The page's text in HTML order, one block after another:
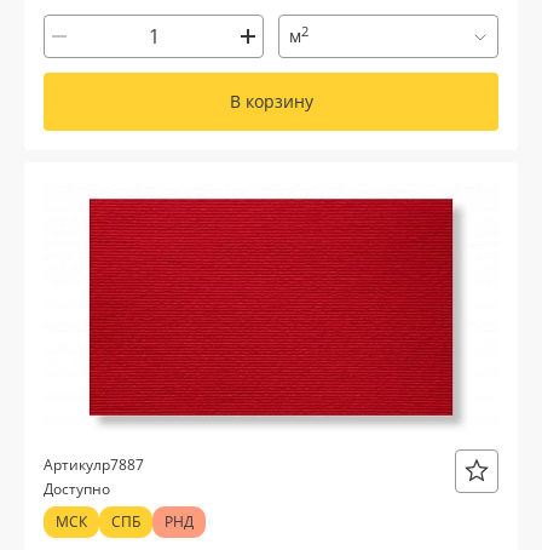
м2
В корзину
Артикулр7887
Доступно
МСК
СПБ
РНД